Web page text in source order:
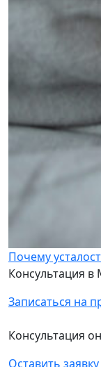
Почему
Консультация в
Записаться на
Консультация
Оставить заявку